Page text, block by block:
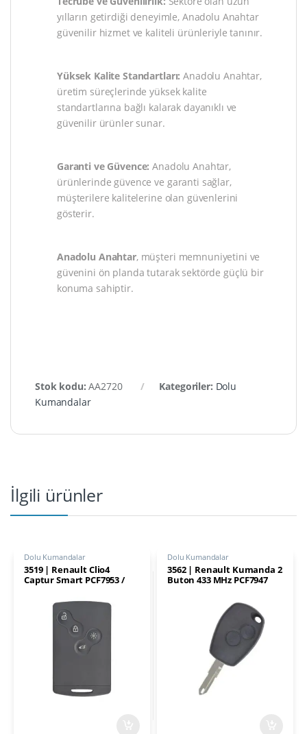
yılların getirdiği deneyimle, Anadolu Anahtar
güvenilir hizmet ve kaliteli ürünleriyle tanınır.
Yüksek Kalite Standartları: Anadolu Anahtar,
üretim süreçlerinde yüksek kalite
standartlarına bağlı kalarak dayanıklı ve
güvenilir ürünler sunar.
Garanti ve Güvence: Anadolu Anahtar,
ürünlerinde güvence ve garanti sağlar,
müşterilere kalitelerine olan güvenlerini
gösterir.
Anadolu Anahtar, müşteri memnuniyetini ve
güvenini ön planda tutarak sektörde güçlü bir
konuma sahiptir.
Stok kodu:AA2720 Kategoriler: Dolu
Kumandalar
İlgili ürünler
Dolu Kumandalar
3519 | Renault Clio4
Captur Smart PCF7953 /
Kumanda 4 Buton 433Mhz
Dolu Kumandalar
3562 | Renault Kumanda 2
Buton 433 MHz PCF7947